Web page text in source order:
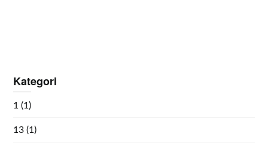
Kategori
1 (1)
13 (1)